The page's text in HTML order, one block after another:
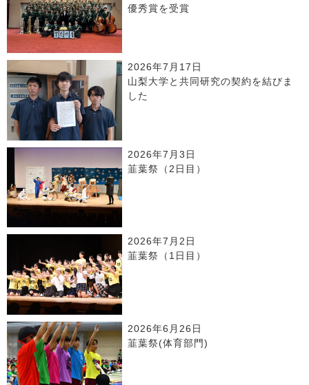
優秀賞を受賞
2026年7月17日
山梨大学と共同研究の契約を結びま
した
2026年7月3日
韮葉祭（2日目）
2026年7月2日
韮葉祭（1日目）
2026年6月26日
韮葉祭(体育部門)